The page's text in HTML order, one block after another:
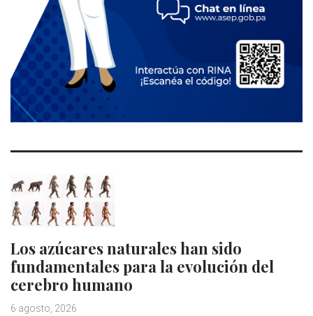
Los azúcares naturales han sido
fundamentales para la evolución del
cerebro humano
6 agosto, 2026